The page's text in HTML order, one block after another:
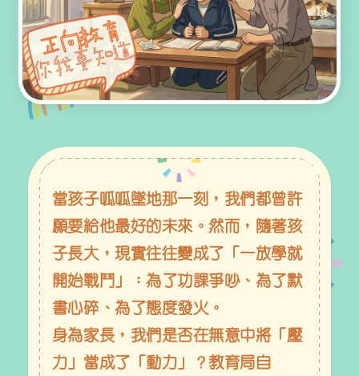
當孩子呱呱墜地那一刻，我們都曾許
願要給他最好的未來。然而，隨著孩
子長大，現實往往變成了「一放學就
開始戰鬥」：為了功課爭吵、為了默
書心碎、為了態度發火。
身為家長，我們是否在無意中將「壓
力」當成了「動力」？教育局自